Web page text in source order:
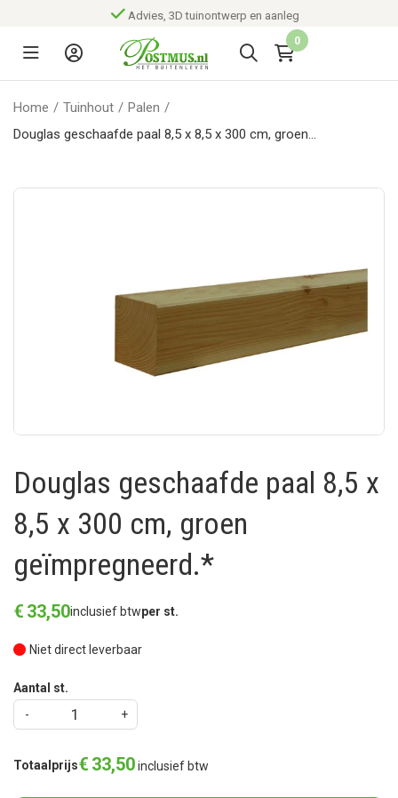
Advies, 3D tuinontwerp en aanleg
0
Home / Tuinhout / Palen /
Douglas geschaafde paal 8,5 x 8,5 x 300 cm, groen
Douglas geschaafde paal 8,5 x
8,5 x 300 cm, groen
geïmpregneerd.*
€ 33,50inclusief btwper st.
Niet direct leverbaar
Aantal st.
Totaalprijs€ 33,50inclusief btw